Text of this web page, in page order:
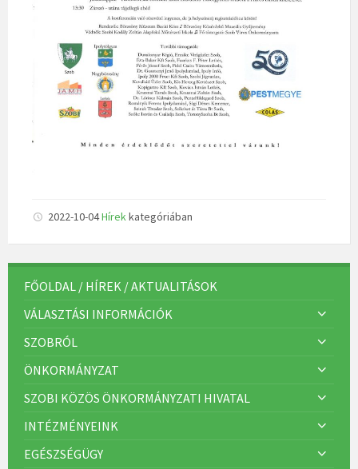
2022-10-04Hírekkategóriában
FŐOLDAL / HÍREK / AKTUALITÁSOK
VÁLASZTÁSI INFORMÁCIÓK
SZOBRÓL
ÖNKORMÁNYZAT
SZOBI KÖZÖS ÖNKORMÁNYZATI HIVATAL
INTÉZMÉNYEINK
EGÉSZSÉGÜGY